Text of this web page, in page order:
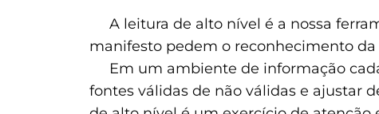
A leitura de alto nível é a nossa
manifesto pedem o reconhecimento
Em um ambiente de informação
fontes válidas de não válidas e ajustar